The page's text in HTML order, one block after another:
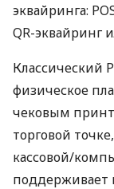
эквайринга:
QR-эквайринг
Классический
физическое
чековым
торговой
кассовой/
поддерживает